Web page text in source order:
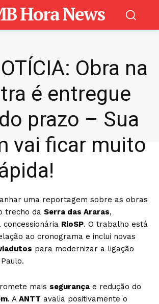
Hora News
Obra na
é entregue
prazo – Sua
vai ficar muito
uma reportagem sobre as obras
trecho da Serra das Araras,
concessionária RioSP. O trabalho está
ao cronograma e inclui novas
para modernizar a ligação
mais segurança e redução do
. A ANTT avalia positivamente o